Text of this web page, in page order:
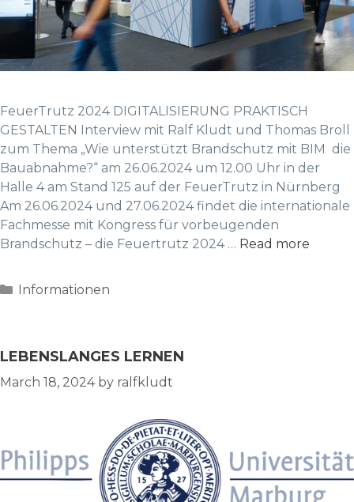
FeuerTrutz 2024 DIGITALISIERUNG PRAKTISCH
GESTALTEN Interview mit Ralf Kludt und Thomas Broll
zum Thema „Wie unterstützt Brandschutz mit BIM die
Bauabnahme?“ am 26.06.2024 um 12.00 Uhr in der
Halle 4 am Stand 125 auf der FeuerTrutz in Nürnberg
Am 26.06.2024 und 27.06.2024 findet die internationale
Fachmesse mit Kongress für vorbeugenden
Brandschutz – die Feuertrutz 2024 … Read more
Categories
Informationen
LEBENSLANGES LERNEN
March 18, 2024 by ralfkludt